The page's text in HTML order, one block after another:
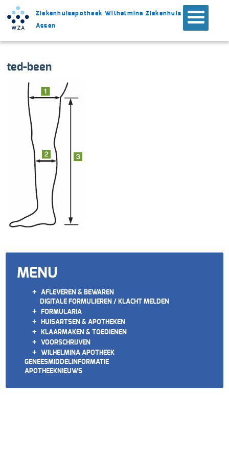
Ziekenhuisapotheek Wilhelmina Ziekenhuis
Assen
ted-been
MENU
+ AFLEVEREN & BEWAREN
DIGITALE FORMULIEREN / KLACHT MELDEN
+ FORMULARIA
+ HUISARTSEN & APOTHEKEN
+ KLAARMAKEN & TOEDIENEN
+ VOORSCHRIJVEN
+ WILHELMINA APOTHEEK
GENEESMIDDELINFORMATIE
APOTHEEKNIEUWS